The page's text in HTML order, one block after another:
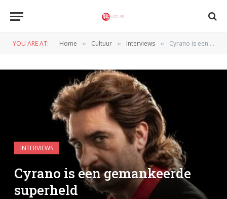
YOU ARE AT: Home » Cultuur » Interviews » Cyrano is een gemankeerde superheld
INTERVIEWS
Cyrano is een gemankeerde
superheld